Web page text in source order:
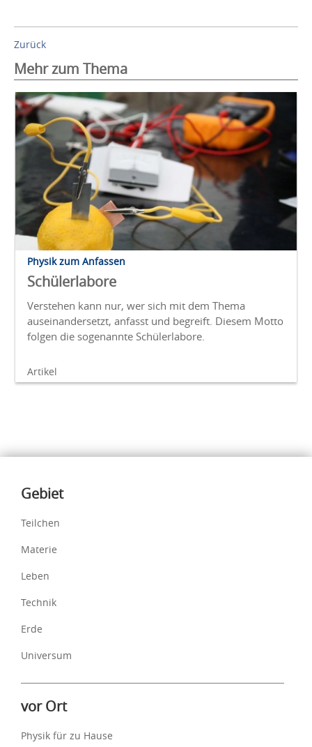
Zurück
Mehr zum Thema
Physik zum Anfassen
Schülerlabore
Verstehen kann nur, wer sich mit dem Thema
auseinandersetzt, anfasst und begreift. Diesem Motto
folgen die sogenannte Schülerlabore.
Artikel
Inhalte
Gebiet
Teilchen
Materie
Leben
Technik
Erde
Universum
vor Ort
Physik für zu Hause